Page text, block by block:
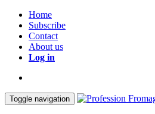
Home
Subscribe
Contact
About us
Log in
Toggle navigation